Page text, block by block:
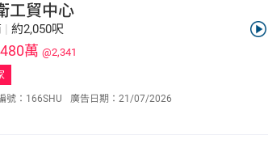
工貿中心
| 約2,050呎
萬 @2,341
號： 166SHU 廣告日期： 21/07/2026